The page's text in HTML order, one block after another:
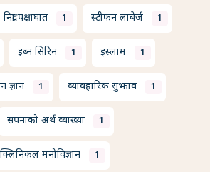
निद्रा पक्षाघात 1 स्टीफन लाबेर्ज 1
इब्न सिरिन 1 इस्लाम 1
ज्ञान 1 व्यावहारिक सुझाव 1
सपनाको अर्थ व्याख्या 1
क्लिनिकल मनोविज्ञान 1